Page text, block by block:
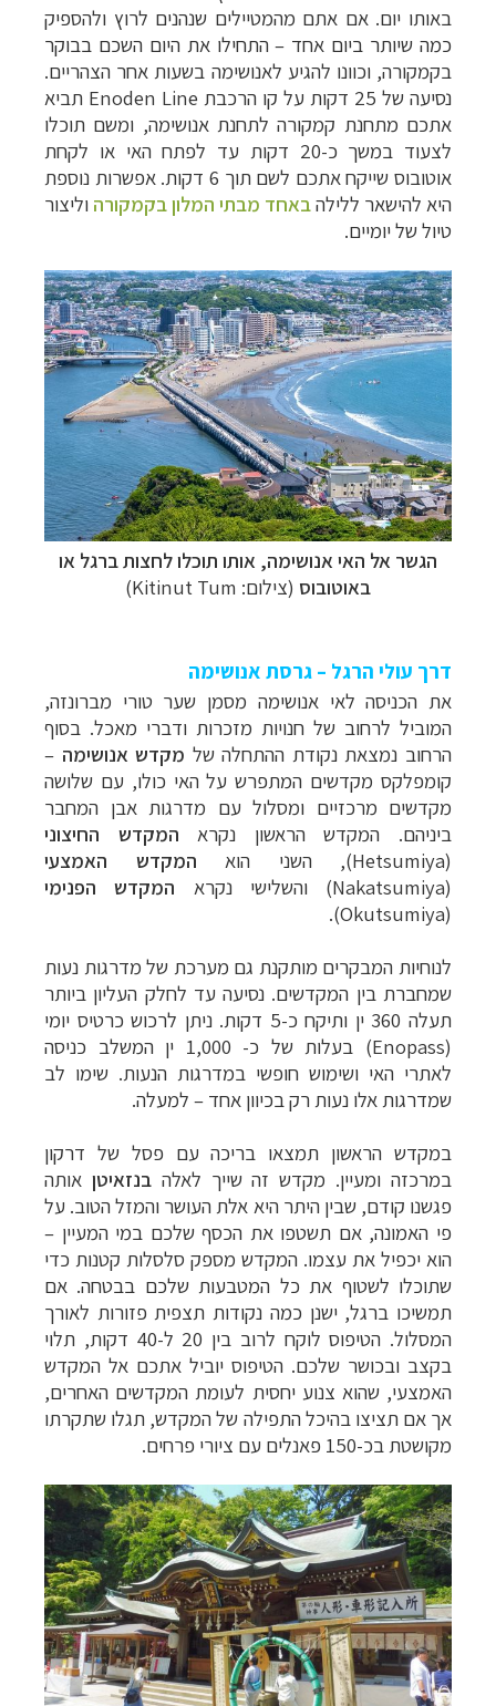
באותו יום. אם אתם מהמטיילים שנהנים לרוץ ולהספיק
כמה שיותר ביום אחד – התחילו את היום השכם בבוקר
בקמקורה, וכוונו להגיע לאנושימה בשעות אחר הצהריים.
נסיעה של 25 דקות על קו הרכבת Enoden Line תביא
אתכם מתחנת קמקורה לתחנת אנושימה, ומשם תוכלו
לצעוד במשך כ-20 דקות עד לפתח האי או לקחת
אוטובוס שייקח אתכם לשם תוך 6 דקות. אפשרות נוספת
היא להישאר ללילהבאחד מבתי המלון בקמקורה וליצור
טיול של יומיים.
הגשר אל האי אנושימה, אותו תוכלו לחצות ברגל או
באוטובוס (צילום: Kitinut Tum)
דרך עולי הרגל – גרסת אנושימה
את הכניסה לאי אנושימה מסמן שער טורי מברונזה,
המוביל לרחוב של חנויות מזכרות ודברי מאכל. בסוף
הרחוב נמצאת נקודת ההתחלה של מקדש אנושימה –
קומפלקס מקדשים המתפרש על האי כולו, עם שלושה
מקדשים מרכזיים ומסלול עם מדרגות אבן המחבר
ביניהם. המקדש הראשון נקרא המקדש החיצוני
(Hetsumiya), השני הוא
המקדש האמצעי
(Nakatsumiya) והשלישי נקרא
המקדש הפנימי
(Okutsumiya).
לנוחיות המבקרים מותקנת גם מערכת של מדרגות נעות
שמחברת בין המקדשים. נסיעה עד לחלק העליון ביותר
תעלה 360 ין ותיקח כ-5 דקות. ניתן לרכוש כרטיס יומי
(Enopass) בעלות של כ- 1,000 ין המשלב כניסה
לאתרי האי ושימוש חופשי במדרגות הנעות. שימו לב
שמדרגות אלו נעות רק בכיוון אחד – למעלה.
במקדש הראשון תמצאו בריכה עם פסל של דרקון
במרכזה ומעיין. מקדש זה שייך לאלהבנזאיטן אותה
פגשנו קודם, שבין היתר היא אלת העושר והמזל הטוב. על
פי האמונה, אם תשטפו את הכסף שלכם במי המעיין –
הוא יכפיל את עצמו. המקדש מספק סלסלות קטנות כדי
שתוכלו לשטוף את כל המטבעות שלכם בבטחה. אם
תמשיכו ברגל, ישנן כמה נקודות תצפית פזורות לאורך
המסלול. הטיפוס לוקח לרוב בין 20 ל-40 דקות, תלוי
בקצב ובכושר שלכם. הטיפוס יוביל אתכם אל המקדש
האמצעי, שהוא צנוע יחסית לעומת המקדשים האחרים,
אך אם תציצו בהיכל התפילה של המקדש, תגלו שתקרתו
מקושטת בכ-150 פאנלים עם ציורי פרחים.